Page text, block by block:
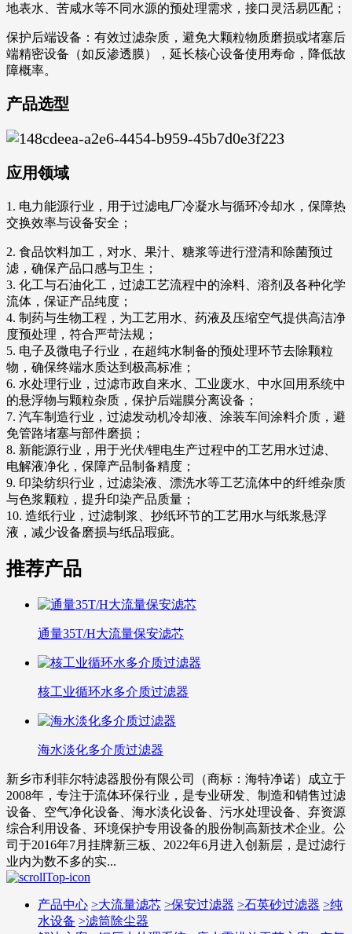
地表水、苦咸水等不同水源的预处理需求，接口灵活易匹配；
保护后端设备：有效过滤杂质，避免大颗粒物质磨损或堵塞后
端精密设备（如反渗透膜），延长核心设备使用寿命，降低故
障概率。
产品选型
应用领域
1. 电力能源行业，用于过滤电厂冷凝水与循环冷却水，保障热
交换效率与设备安全；
2. 食品饮料加工，对水、果汁、糖浆等进行澄清和除菌预过
滤，确保产品口感与卫生；
3. 化工与石油化工，过滤工艺流程中的涂料、溶剂及各种化学
流体，保证产品纯度；
4. 制药与生物工程，为工艺用水、药液及压缩空气提供高洁净
度预处理，符合严苛法规；
5. 电子及微电子行业，在超纯水制备的预处理环节去除颗粒
物，确保终端水质达到极高标准；
6. 水处理行业，过滤市政自来水、工业废水、中水回用系统中
的悬浮物与颗粒杂质，保护后端膜分离设备；
7. 汽车制造行业，过滤发动机冷却液、涂装车间涂料介质，避
免管路堵塞与部件磨损；
8. 新能源行业，用于光伏/锂电生产过程中的工艺用水过滤、
电解液净化，保障产品制备精度；
9. 印染纺织行业，过滤染液、漂洗水等工艺流体中的纤维杂质
与色浆颗粒，提升印染产品质量；
10. 造纸行业，过滤制浆、抄纸环节的工艺用水与纸浆悬浮
液，减少设备磨损与纸品瑕疵。
推荐产品
通量35T/H大流量保安滤芯
核工业循环水多介质过滤器
海水淡化多介质过滤器
新乡市利菲尔特滤器股份有限公司（商标：海特净诺）成立于
2008年，专注于流体环保行业，是专业研发、制造和销售过滤
设备、空气净化设备、海水淡化设备、污水处理设备、弃资源
综合利用设备、环境保护专用设备的股份制高新技术企业。公
司于2016年7月挂牌新三板、2022年6月进入创新层，是过滤行
业内为数不多的实...
产品中心 >大流量滤芯 >保安过滤器 >石英砂过滤器 >纯
水设备 >滤筒除尘器